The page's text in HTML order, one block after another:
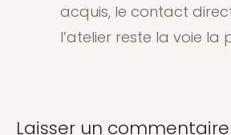
acquis, le contact
l’atelier reste la voie la
Laisser un commentaire